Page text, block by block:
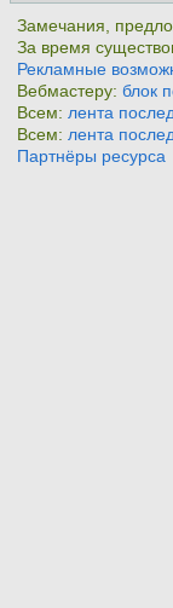
Замечания,
За время
Рекламные
Вебмастеру:блок
Всем: лента
Всем: лента
Партнёры ресурса